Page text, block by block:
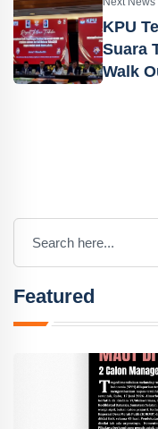
KPU
Suara
Walk
Featured